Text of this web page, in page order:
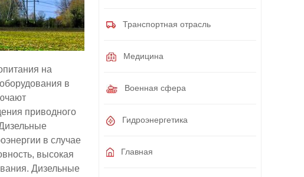
Транспортная отрасль
Медицина
Военная сфера
Гидроэнергетика
Главная
на
в
приводного
в случае
высокая
Дизельные